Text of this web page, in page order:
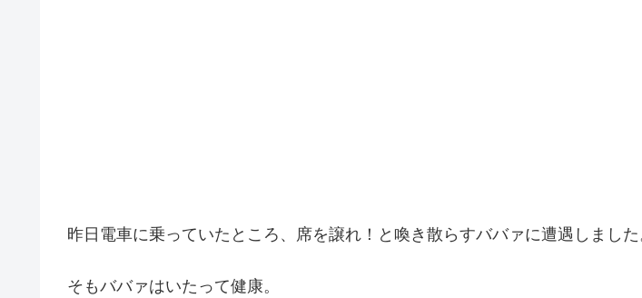
昨日電車に乗っていたところ、席を譲れ！と喚き散らすババァに遭遇しました
そもババァはいたって健康。